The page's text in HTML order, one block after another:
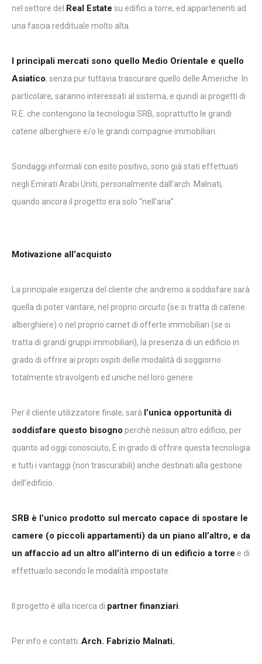
nel settore del Real Estate su edifici a torre, ed appartenenti ad
una fascia reddituale molto alta.
I principali mercati sono quello Medio Orientale e quello
Asiatico, senza pur tuttavia trascurare quello delle Americhe. In
particolare, saranno interessati al sistema, e quindi ai progetti di
R.E. che contengono la tecnologia SRB, soprattutto le grandi
catene alberghiere e/o le grandi compagnie immobiliari.
Sondaggi informali con esito positivo, sono già stati effettuati
negli Emirati Arabi Uniti, personalmente dall’arch. Malnati,
quando ancora il progetto era solo “nell’aria”.
Motivazione all’acquisto
La principale esigenza del cliente che andremo a soddisfare sarà
quella di poter vantare, nel proprio circuito (se si tratta di catene
alberghiere) o nel proprio carnet di offerte immobiliari (se si
tratta di grandi gruppi immobiliari), la presenza di un edificio in
grado di offrire ai propri ospiti delle modalità di soggiorno
totalmente stravolgenti ed uniche nel loro genere.
Per il cliente utilizzatore finale, sarà l’unica opportunità di
soddisfare questo bisogno perchè nessun altro edificio, per
quanto ad oggi conosciuto, Ë in grado di offrire questa tecnologia
e tutti i vantaggi (non trascurabili) anche destinati alla gestione
dell’edificio.
SRB è l’unico prodotto sul mercato capace di spostare le
camere (o piccoli appartamenti) da un piano all’altro, e da
un affaccio ad un altro all’interno di un edificio a torre e di
effettuarlo secondo le modalità impostate.
Il progetto è alla ricerca di partner finanziari
Per info e contatti: Arch. Fabrizio Malnati.